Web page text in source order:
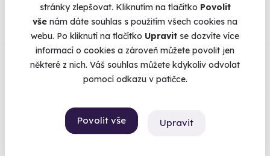
stránky zlepšovat. Kliknutím na tlačítko Povolit
vše nám dáte souhlas s použitím všech cookies na
webu. Po kliknutí na tlačítko Upravit se dozvíte více
informací o cookies a zároveň můžete povolit jen
některé z nich. Váš souhlas můžete kdykoliv odvolat
pomocí odkazu v patičce.
Povolit vše Upravit
96% spokojenost zákazníků.
Co si o nás myslí
Zobraz ohlasy
Vše umíme pojistit